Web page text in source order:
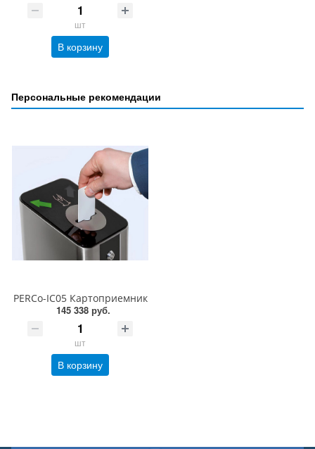
шт
В корзину
Персональные рекомендации
PERCo-IC05 Картоприемник
145 338 руб.
шт
В корзину